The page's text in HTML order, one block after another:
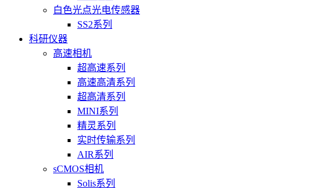
白色光点光电传感器
SS2系列
科研仪器
高速相机
超高速系列
高速高清系列
超高清系列
MINI系列
精灵系列
实时传输系列
AIR系列
sCMOS相机
Solis系列